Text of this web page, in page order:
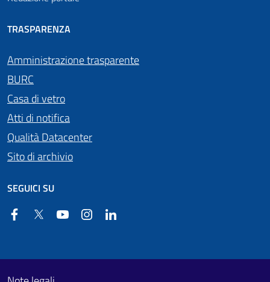
TRASPARENZA
Amministrazione trasparente
BURC
Casa di vetro
Atti di notifica
Qualità Datacenter
Sito di archivio
SEGUICI SU
FacebookTwitter YouTube Instagram
Footer First
Useful links section